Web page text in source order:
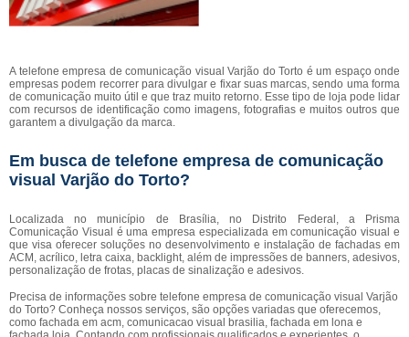
A telefone empresa de comunicação visual Varjão do Torto é um espaço onde
empresas podem recorrer para divulgar e fixar suas marcas, sendo uma forma
de comunicação muito útil e que traz muito retorno. Esse tipo de loja pode lidar
com recursos de identificação como imagens, fotografias e muitos outros que
garantem a divulgação da marca.
Em busca de telefone empresa de comunicação
visual Varjão do Torto?
Localizada no município de Brasília, no Distrito Federal, a Prisma
Comunicação Visual é uma empresa especializada em comunicação visual e
que visa oferecer soluções no desenvolvimento e instalação de fachadas em
ACM, acrílico, letra caixa, backlight, além de impressões de banners, adesivos,
personalização de frotas, placas de sinalização e adesivos.
Precisa de informações sobre telefone empresa de comunicação visual Varjão
do Torto? Conheça nossos serviços, são opções variadas que oferecemos,
como fachada em acm, comunicacao visual brasilia, fachada em lona e